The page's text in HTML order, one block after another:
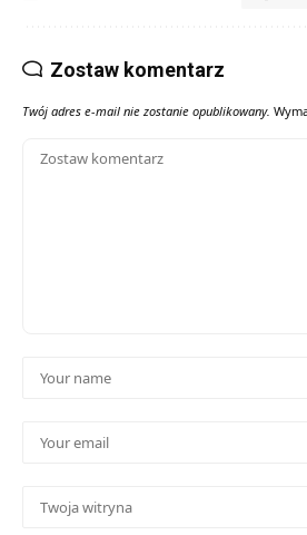
Zostaw komentarz
Twój adres e-mail nie zostanie opublikowany.